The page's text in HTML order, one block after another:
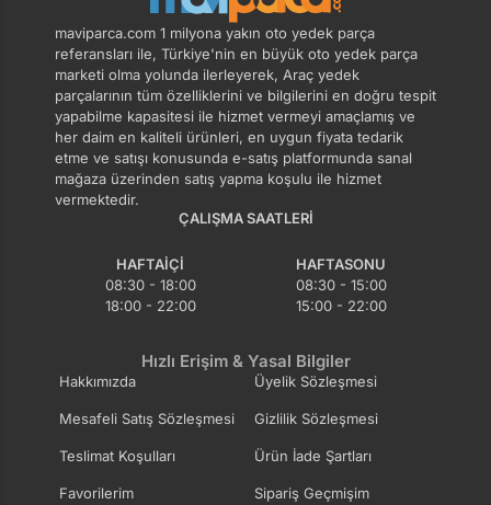
maviparca.com 1 milyona yakın oto yedek parça
referansları ile, Türkiye'nin en büyük oto yedek parça
marketi olma yolunda ilerleyerek, Araç yedek
parçalarının tüm özelliklerini ve bilgilerini en doğru tespit
yapabilme kapasitesi ile hizmet vermeyi amaçlamış ve
her daim en kaliteli ürünleri, en uygun fiyata tedarik
etme ve satışı konusunda e-satış platformunda sanal
mağaza üzerinden satış yapma koşulu ile hizmet
vermektedir.
ÇALIŞMA SAATLERI
HAFTAIÇI
08:30 - 18:00
18:00 - 22:00
HAFTASONU
08:30 - 15:00
15:00 - 22:00
Hızlı Erişim & Yasal Bilgiler
Hakkımızda Üyelik Sözleşmesi
Mesafeli Satış Sözleşmesi Gizlilik Sözleşmesi
Teslimat Koşulları Ürün İade Şartları
Favorilerim Sipariş Geçmişim